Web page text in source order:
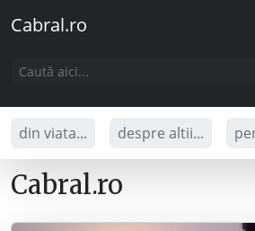
Cabral.ro
din viata... despre altii...
Cabral.ro